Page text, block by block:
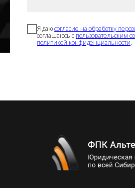
Я даюсогласие на обработку
соглашаюсь с пользовательским
политикой конфиденциальности.